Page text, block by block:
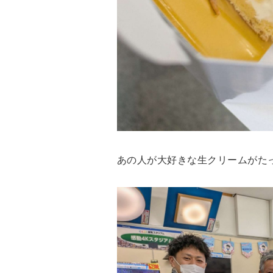
あの人が大好きな生クリームが